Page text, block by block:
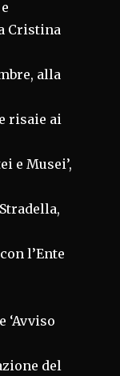
Cristina
alla
risaie ai
e Musei’,
l’Ente
‘Avviso
del